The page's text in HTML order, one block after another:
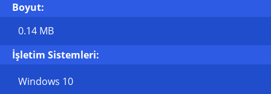
Boyut:
0.14 MB
İşletim Sistemleri:
Windows 10